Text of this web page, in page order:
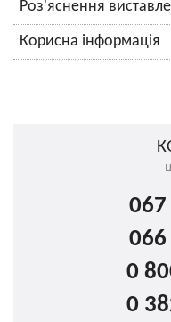
Роз'яснення
Корисна інформація
067
066
0
0